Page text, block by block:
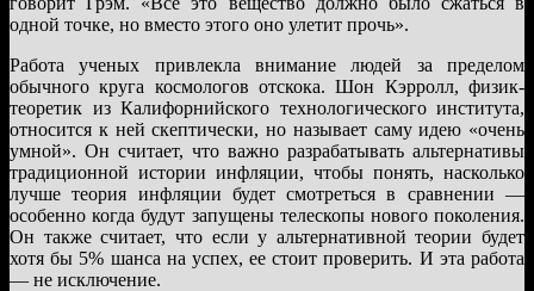
одной точке, но вместо этого оно улетит прочь».
Работа ученых привлекла внимание людей за пределом
обычного круга космологов отскока. Шон Кэрролл, физик-
теоретик из Калифорнийского технологического института,
относится к ней скептически, но называет саму идею «очень
умной». Он считает, что важно разрабатывать альтернативы
традиционной истории инфляции, чтобы понять, насколько
лучше теория инфляции будет смотреться в сравнении —
особенно когда будут запущены телескопы нового поколения.
Он также считает, что если у альтернативной теории будет
хотя бы 5% шанса на успех, ее стоит проверить. И эта работа
— не исключение.